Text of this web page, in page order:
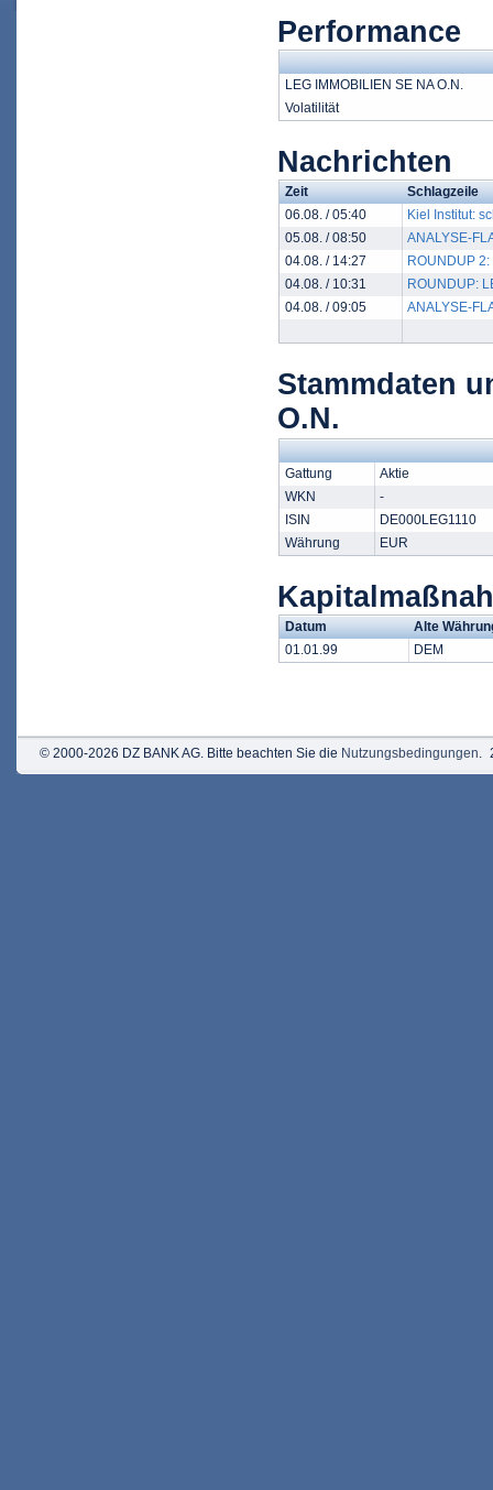
Performance
LEG IMMOBILIEN SE NA O.N.
Volatilität
Nachrichten
Zeit
Schlagzeile
06.08. / 05:40
Kiel Institut:
05.08. / 08:50
ANALYSE-
04.08. / 14:27
ROUNDUP
04.08. / 10:31
ROUNDUP:
04.08. / 09:05
ANALYSE-
Stammdaten
O.N.
Gattung
Aktie
WKN
-
ISIN
DE000LEG1110
Währung
EUR
Datum
Alte
01.01.99
DEM
© 2000-2026 DZ BANK AG. Bitte beachten Sie die Nutzungsbedingungen.